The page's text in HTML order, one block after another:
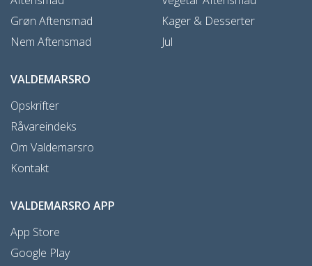
Grøn Aftensmad
Nem Aftensmad
Kager & Desserter
Jul
VALDEMARSRO
Opskrifter
Råvareindeks
Om Valdemarsro
Kontakt
VALDEMARSRO APP
App Store
Google Play